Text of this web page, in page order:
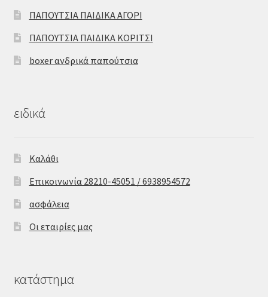
ΠΑΠΟΥΤΣΙΑ ΠΑΙΔΙΚΑ ΑΓΟΡΙ
ΠΑΠΟΥΤΣΙΑ ΠΑΙΔΙΚΑ ΚΟΡΙΤΣΙ
boxer ανδρικά παπούτσια
ειδικά
Καλάθι
Επικοινωνία 28210-45051 / 6938954572
ασφάλεια
Οι εταιρίες μας
κατάστημα